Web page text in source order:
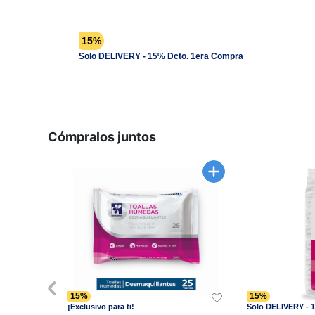
15%
Solo DELIVERY - 15% Dcto. 1era Compra
Cómpralos juntos
15%
¡Exclusivo para ti!
15%
Solo DELIVERY -